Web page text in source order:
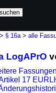
> § 16a >alle
LogAPrO
17